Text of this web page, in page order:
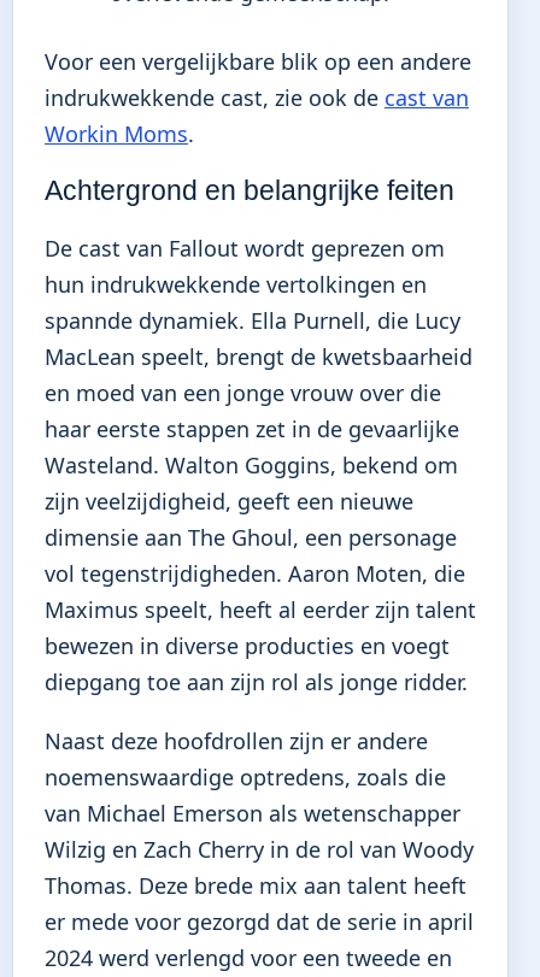
Voor een vergelijkbare blik op een andere
indrukwekkende cast, zie ook de cast van
Workin Moms.
Achtergrond en belangrijke feiten
De cast van Fallout wordt geprezen om
hun indrukwekkende vertolkingen en
spannde dynamiek. Ella Purnell, die Lucy
MacLean speelt, brengt de kwetsbaarheid
en moed van een jonge vrouw over die
haar eerste stappen zet in de gevaarlijke
Wasteland. Walton Goggins, bekend om
zijn veelzijdigheid, geeft een nieuwe
dimensie aan The Ghoul, een personage
vol tegenstrijdigheden. Aaron Moten, die
Maximus speelt, heeft al eerder zijn talent
bewezen in diverse producties en voegt
diepgang toe aan zijn rol als jonge ridder.
Naast deze hoofdrollen zijn er andere
noemenswaardige optredens, zoals die
van Michael Emerson als wetenschapper
Wilzig en Zach Cherry in de rol van Woody
Thomas. Deze brede mix aan talent heeft
er mede voor gezorgd dat de serie in april
2024 werd verlengd voor een tweede en